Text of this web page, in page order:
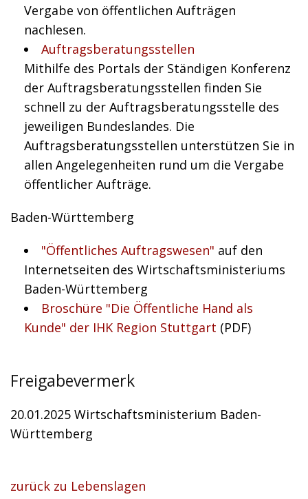
Vergabe von öffentlichen Aufträgen
nachlesen.
Auftragsberatungsstellen
Mithilfe des Portals der Ständigen Konferenz
der Auftragsberatungsstellen finden Sie
schnell zu der Auftragsberatungsstelle des
jeweiligen Bundeslandes. Die
Auftragsberatungsstellen unterstützen Sie in
allen Angelegenheiten rund um die Vergabe
öffentlicher Aufträge.
Baden-Württemberg
"Öffentliches Auftragswesen" auf den
Internetseiten des Wirtschaftsministeriums
Baden-Württemberg
Broschüre "Die Öffentliche Hand als
Kunde" der IHK Region Stuttgart (PDF)
Freigabevermerk
20.01.2025 Wirtschaftsministerium Baden-
Württemberg
zurück zu Lebenslagen